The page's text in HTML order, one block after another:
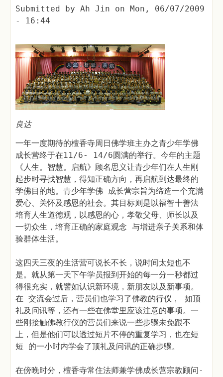
Submitted by Ah Jin on Mon, 06/07/2009
- 16:44
良达
一年一度期待的檀香寺周日佛学班主办之青少年学佛
成长营终于在11/6- 14/6圆满的举行。今年的主题
《人生。智慧。启航》顾名思义让青少年们在人生刚
起步时寻找智慧，得知正确方向，再启航到达最终的
学佛目的地。青少年学佛 成长营宗旨为缔造一个充满
爱心、关怀及感恩的社会。其目标则是以福智十善法
培育人生道德观，以感恩的心，孝敬父母、师长以及
一切众生，培育正确的家庭观念 与增进亲子关系和体
验群体生活。
这四天三夜的生活营可说长不长，说时间太短也不
是。就从第一天下午学员报到开始的每一分一秒都过
得很充实，就譬如认识新环境，新朋友以及新事项。
在 交流会过后，营员们也学习了佛教的行仪， 如顶
礼及问讯等，还有一些在佛堂里应该注意的事项。一
些刚接触佛教行仪的营员们来说一些步骤未免跟不
上，但是他们可以透过短片不停的重复学习，也在短
短 的一小时内学会了顶礼及问讯的正确步骤。
在傍晚时分，檀香寺常住法师兼学佛成长营宗教顾问-